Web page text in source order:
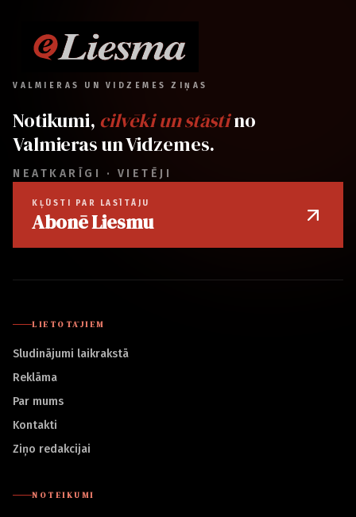
VALMIERAS UN VIDZEMES ZIŅAS
Notikumi, cilvēki un stāstino
Valmieras un Vidzemes.
NEATKARĪGI · VIETĒJI
KĻŪSTI PAR LASĪTĀJU
Abonē Liesmu
LIETOTĀJIEM
Sludinājumi laikrakstā
Reklāma
Par mums
Kontakti
Ziņo redakcijai
NOTEIKUMI